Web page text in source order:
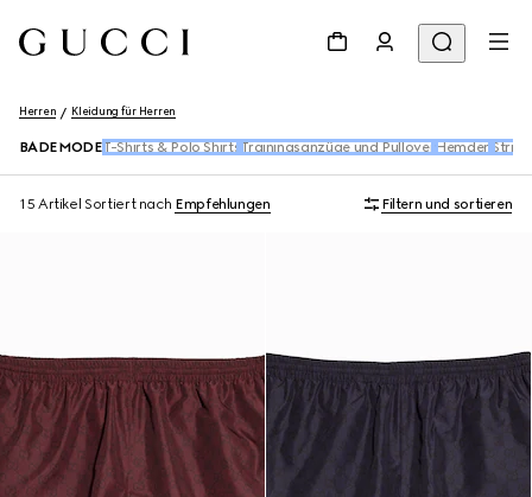
Herren Kleidung für Herren
BADEMODE T-Shirts & Polo Shirts Trainingsanzüge und Pullover Hemden
15 Artikel Sortiert nach Empfehlungen Filtern und sortieren